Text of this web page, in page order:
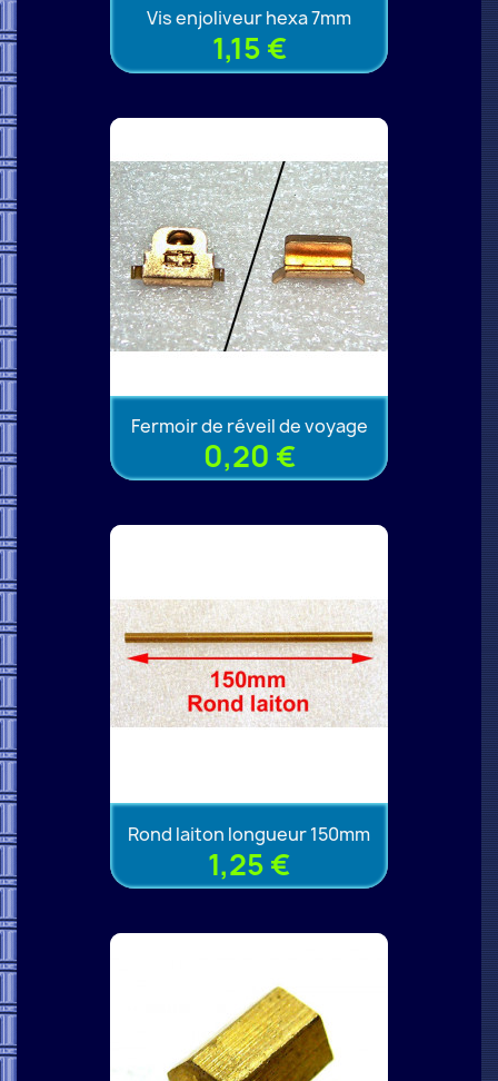
Vis enjoliveur hexa 7mm
1,15 €
Fermoir de réveil de voyage
0,20 €
Rond laiton longueur 150mm
1,25 €